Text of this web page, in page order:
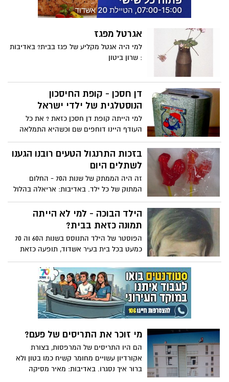
אגרטל מפגז
למי היה אגטל מקליע של פגז בבית? באדיבות
: שרון ביטון
דן חסכן - קופת החיסכון
הנוסטלגית של ילדי ישראל
למי הייתה קופת דן חסכן כזאת ? את כל
העודף היינו דוחפים שם וכשהיא התמלאה
היינו הולכים לפקידת בנק באזור ו היא הייתה
פותחת אותו עם מפתח ייחודי והיינו סופרים
את כל המטבעות בסבלנות וכותבים בספרון
יבקשו מהשומר לזרוק אותך החוצה. 😂😂😂
😂. לפעמים כשהיה חסר עודף בבית הייתי
הופך אותה ומנסה לשלוף מהחריץ כמה
מטבעות, אוח אוח כמה שיקשקתי את
הקופסא הזאת. באדיבות: בסיל מלקי בנצר
בזכות התרנגול הטעים רובנו הגענו
לשתלים היום
זה היה הממתק של שנות ה70 - החלום
המתוק של כל ילד. באדיבות: אריאלה בהלול
הילד הבוכה - למי לא הייתה
תמונה כזאת בבית?
הפוסטר של הילד התנוסס בשנות ה60 וה 70
כמעט בכל בית בעיר אשדוד, תופעה כזאת
מאז לא זכורה....
מי זוכר את התריסים של פעם?
הם היו התריסים של המרפסות, בצורת
אקורדיון עשויים מחומר קשיח כמו בטון ולא
ברור איך נסגרו. באדיבות: מאיר מסיקה